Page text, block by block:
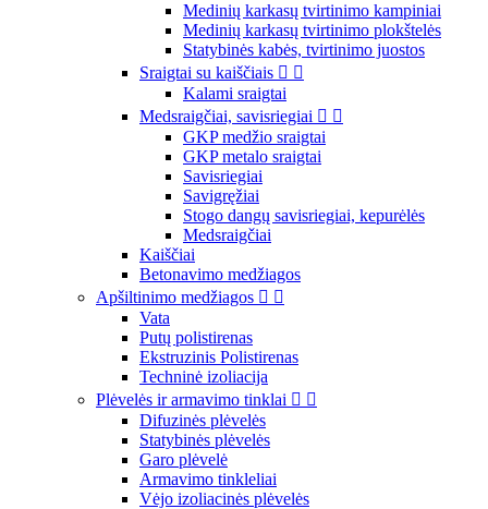
Medinių karkasų tvirtinimo kampiniai
Medinių karkasų tvirtinimo plokštelės
Statybinės kabės, tvirtinimo juostos
Sraigtai su kaiščiais  
Kalami sraigtai
Medsraigčiai, savisriegiai  
GKP medžio sraigtai
GKP metalo sraigtai
Savisriegiai
Savigręžiai
Stogo dangų savisriegiai, kepurėlės
Medsraigčiai
Kaiščiai
Betonavimo medžiagos
Apšiltinimo medžiagos  
Vata
Putų polistirenas
Ekstruzinis Polistirenas
Techninė izoliacija
Plėvelės ir armavimo tinklai  
Difuzinės plėvelės
Statybinės plėvelės
Garo plėvelė
Armavimo tinkleliai
Vėjo izoliacinės plėvelės